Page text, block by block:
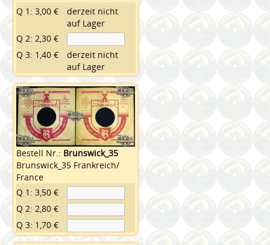
Q 1: 3,00 €
derzeit nicht
auf Lager
Q 2: 2,30 €
Q 3: 1,40 €
derzeit nicht
auf Lager
Bestell Nr.: Brunswick_35
Brunswick_35 Frankreich/
France
Q 1: 3,50 €
Q 2: 2,80 €
Q 3: 1,70 €